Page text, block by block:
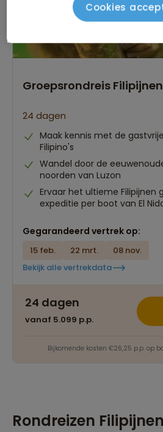
Groepsrondreis Filipijnen
24 dagen
Maak kennis met de
Filipino's
Wandel door de
noorden van Luzon
Ervaar het ultieme Filipijnen
expeditie per boot van El
Gegarandeerd vertrek op:
15 feb. 22 mrt.
08 nov.
Bekijk alle vertrekdata
24 dagen
vanaf 5.099 p.p.
Bijkomende kosten €26,25 p.p. op
Rondreizen Filipijnen
Cookies